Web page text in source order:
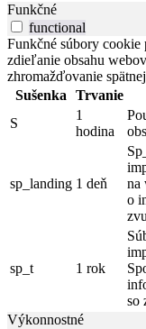
Funkčné
functional
Funkčné súbory
zdieľanie obsahu
zhromažďovanie
Sušenka
Trvanie
S
1
hodina
sp_landing 1 deň
na
o
sp_t 1 rok
so
Výkonnostné